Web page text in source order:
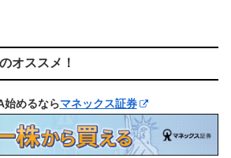
オススメ！
始めるならマネックス証券